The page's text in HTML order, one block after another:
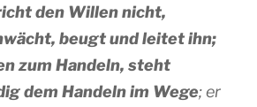
den Willen nicht,
beugt und leitet ihn;
zum Handeln, steht
dem Handeln im Wege; er